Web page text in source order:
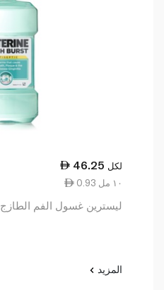
46.25 لكل
0.93 ١٠ مل
ليسترين غسول الفم الطازج 500 مل
المزيد